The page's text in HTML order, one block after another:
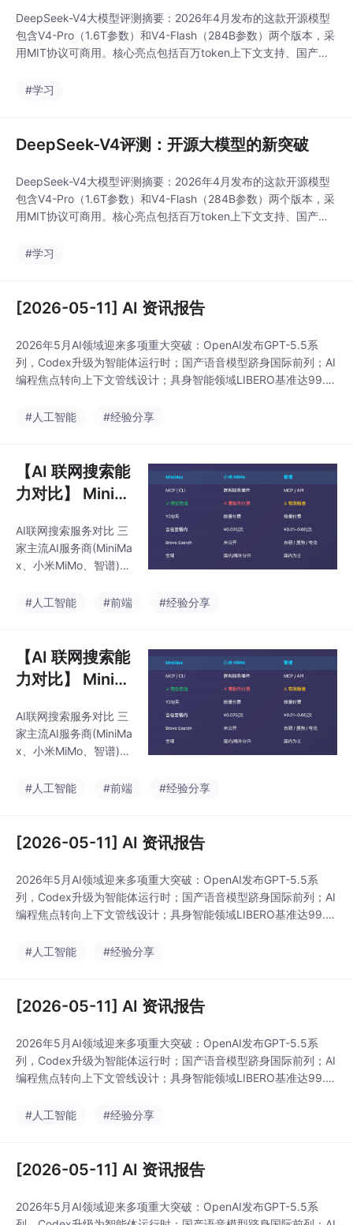
DeepSeek-V4大模型评测摘要：2026年4月发布的这款开源模型
包含V4-Pro（1.6T参数）和V4-Flash（284B参数）两个版本，采
用MIT协议可商用。核心亮点包括百万token上下文支持、国产芯
代码、数学和Agent能力上位列开源第一，接近顶级闭源模型水
#学习
DeepSeek-V4评测：开源大模型的新突破
DeepSeek-V4大模型评测摘要：2026年4月发布的这款开源模型
包含V4-Pro（1.6T参数）和V4-Flash（284B参数）两个版本，采
用MIT协议可商用。核心亮点包括百万token上下文支持、国产芯
代码、数学和Agent能力上位列开源第一，接近顶级闭源模型水
#学习
[2026-05-11] AI 资讯报告
2026年5月AI领域迎来多项重大突破：OpenAI发布GPT-5.5系
列，Codex升级为智能体运行时；国产语音模型跻身国际前列；AI
编程焦点转向上下文管线设计；具身智能领域LIBERO基准达99.
降，语音同传成本降至每分钟0.25元。多智能体协作、AI科学发现
#人工智能 #经验分享
【AI 联网搜索能
力对比】 MiniM
智谱 — 三大服
务商联网搜索方
AI联网搜索服务对比 三
家主流AI服务商(MiniMa
x、小米MiMo、智谱)的
差异： MiniMax：搜索
次/5小时的调用频率，
采用MCP/CLI接入方
式。 小米MiMo：需额
国内服务¥25/1000次，
海外$5/1000次。 智
谱：采用混合收费模
(Lite100次/月)，超出后
#人工智能 #前端 #经验分享
【AI 联网搜索能
力对比】 MiniM
智谱 — 三大服
务商联网搜索方
AI联网搜索服务对比 三
家主流AI服务商(MiniMa
x、小米MiMo、智谱)的
差异： MiniMax：搜索
次/5小时的调用频率，
式。 小米MiMo：需额
外付费开通联网插件，
国内服务¥25/1000次，
海外$5/1000次。 智
式，套餐包含有限额度
#人工智能 #前端 #经验分享
[2026-05-11] AI 资讯报告
2026年5月AI领域迎来多项重大突破：OpenAI发布GPT-5.5系
列，Codex升级为智能体运行时；国产语音模型跻身国际前列；AI
编程焦点转向上下文管线设计；具身智能领域LIBERO基准达99.
降，语音同传成本降至每分钟0.25元。多智能体协作、AI科学发现
#人工智能 #经验分享
[2026-05-11] AI 资讯报告
2026年5月AI领域迎来多项重大突破：OpenAI发布GPT-5.5系
列，Codex升级为智能体运行时；国产语音模型跻身国际前列；AI
编程焦点转向上下文管线设计；具身智能领域LIBERO基准达99.
降，语音同传成本降至每分钟0.25元。多智能体协作、AI科学发现
#人工智能 #经验分享
[2026-05-11] AI 资讯报告
2026年5月AI领域迎来多项重大突破：OpenAI发布GPT-5.5系